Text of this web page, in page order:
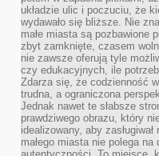
układzie ulic i poczuciu, że
wydawało się bliższe. Nie
małe miasta są pozbawione
zbyt zamknięte, czasem
nie zawsze oferują tyle
czy edukacyjnych, ile
Zdarza się, że codzienność
trudna, a ograniczona
Jednak nawet te słabsze
prawdziwego obrazu, który
idealizowany, aby zasługiwał
małego miasta nie polega na